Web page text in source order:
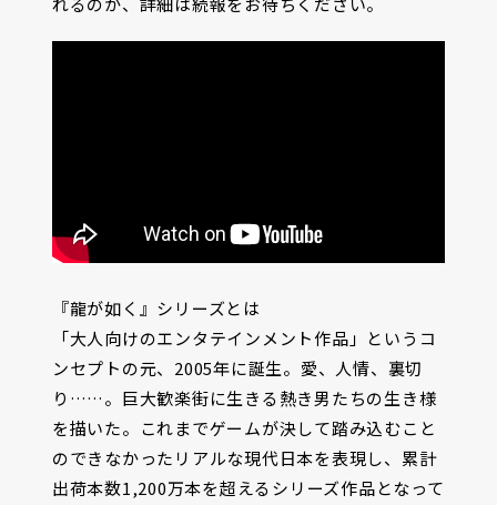
『龍が如く』シリーズとは
「大人向けのエンタテインメント作品」というコ
ンセプトの元、2005年に誕生。愛、人情、裏切
り……。巨大歓楽街に生きる熱き男たちの生き様
を描いた。これまでゲームが決して踏み込むこと
のできなかったリアルな現代日本を表現し、累計
出荷本数1,200万本を超えるシリーズ作品となって